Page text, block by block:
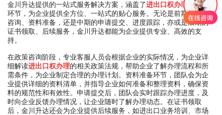
金川升达提供的一站式服务解决方案，涵盖了进出口权办理
的各个
环节，为企业提供全方位、一站式的贴心服务。无论是前期的政策
咨询、资料准备，还是中期的申请提交、进度跟踪，亦或是后期的
证书领取、后续服务，金川升达都能为企业提供专业、高效的支
持。
在政策咨询阶段，专业客服人员会根据企业的实际情况，为企业详
细解读进出口权办理的相关政策法规，帮助企业了解办理流程和所
需条件，为企业制定合理的办理计划。资料准备环节，团队会为企
业提供详细的资料清单，并指导企业如何准备和整理资料，确保资
料的规范性和有效性。申请提交后，团队会实时跟踪办理进度，及
时向企业反馈办理情况，让企业随时了解办理动态。在证书领取
后，金川升达还会为企业提供后续服务，如进出口业务培训、市场